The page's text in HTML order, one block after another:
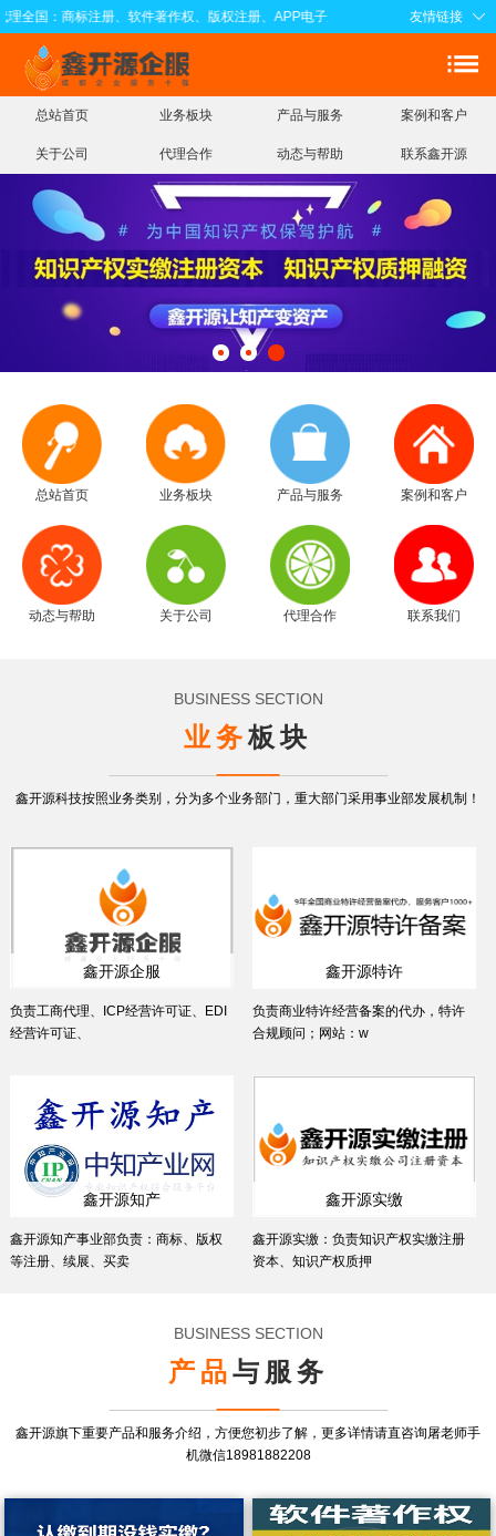
全国：商标注册、软件著作权、版权注册、APP电子版权、知识产权实缴注册资本
友情链接
总站首页 业务板块 产品与服务 案例和客户
关于公司 代理合作 动态与帮助 联系鑫开源
总站首页 业务板块 产品与服务 案例和客户
动态与帮助 关于公司 代理合作 联系我们
BUSINESS SECTION
业务板块
鑫开源科技按照业务类别，分为多个业务部门，重大部门采用事业部发展机制！
鑫开源企服
负责工商代理、ICP经营许可证、EDI
经营许可证、
鑫开源特许
负责商业特许经营备案的代办，特许
合规顾问；网站：w
鑫开源知产
鑫开源知产事业部负责：商标、版权
等注册、续展、买卖
鑫开源实缴
鑫开源实缴：负责知识产权实缴注册
资本、知识产权质押
BUSINESS SECTION
产品与服务
鑫开源旗下重要产品和服务介绍，方便您初步了解，更多详情请直咨询屠老师手
机微信18981882208